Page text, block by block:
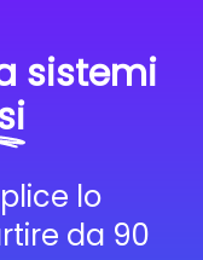
sistemi
lo
da 90